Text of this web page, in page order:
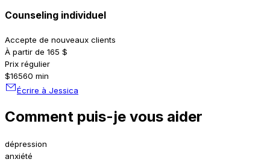
Counseling individuel
Accepte de nouveaux clients
À partir de 165 $
Prix régulier
$16560 min
Écrire à Jessica
Comment puis-je vous aider
dépression
anxiété